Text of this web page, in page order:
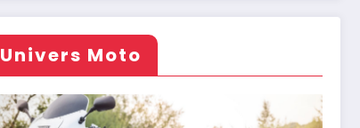
Univers Moto